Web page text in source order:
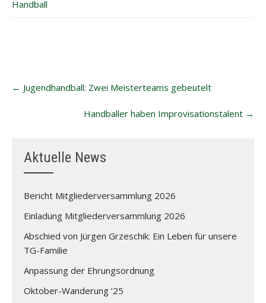
Handball
navigation
← Jugendhandball: Zwei Meisterteams gebeutelt
Handballer haben Improvisationstalent →
Aktuelle News
Bericht Mitgliederversammlung 2026
Einladung Mitgliederversammlung 2026
Abschied von Jürgen Grzeschik: Ein Leben für unsere
TG-Familie
Anpassung der Ehrungsordnung
Oktober-Wanderung ’25